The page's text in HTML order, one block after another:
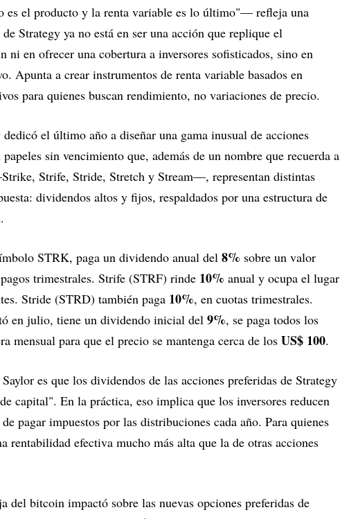
el producto y la renta variable es lo último"— refleja una
Strategy ya no está en ser una acción que replique el
ni en ofrecer una cobertura a inversores sofisticados, sino en
Apunta a crear instrumentos de renta variable basados en
para quienes buscan rendimiento, no variaciones de precio.
el último año a diseñar una gama inusual de acciones
sin vencimiento que, además de un nombre que recuerda a
Strife, Stride, Stretch y Stream—, representan distintas
dividendos altos y fijos, respaldados por una estructura de
STRK, paga un dividendo anual del 8% sobre un valor
trimestrales. Strife (STRF) rinde 10% anual y ocupa el lugar
Stride (STRD) también paga 10%, en cuotas trimestrales.
en julio, tiene un dividendo inicial del 9%, se paga todos los
mensual para que el precio se mantenga cerca de los US$ 100.
es que los dividendos de las acciones preferidas de Strategy
capital". En la práctica, eso implica que los inversores reducen
pagar impuestos por las distribuciones cada año. Para quienes
rentabilidad efectiva mucho más alta que la de otras acciones
del bitcoin impactó sobre las nuevas opciones preferidas de